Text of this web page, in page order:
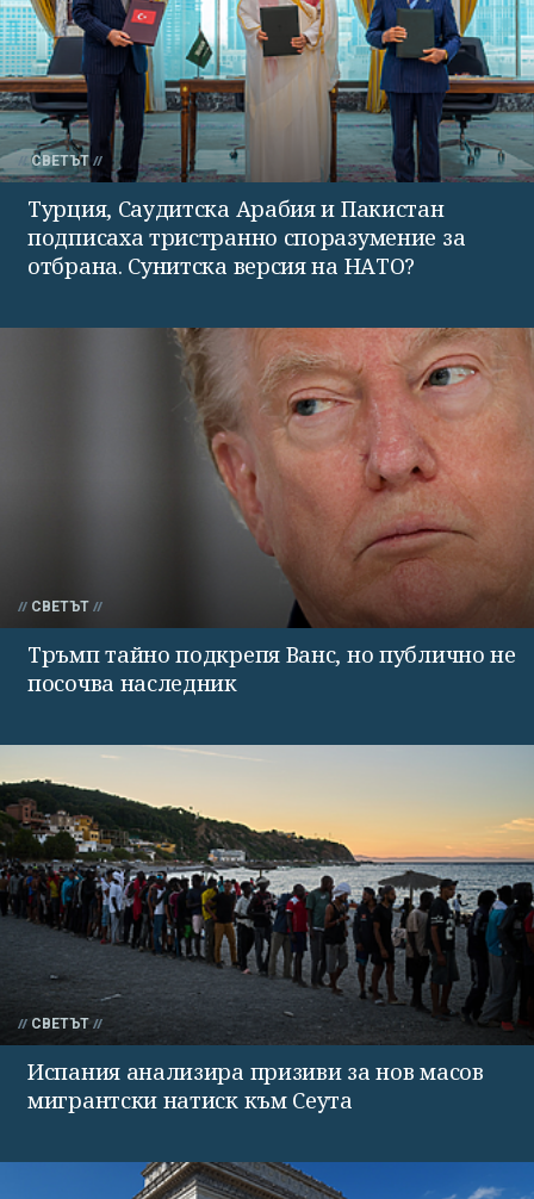
СВЕТЪТ
Турция, Саудитска Арабия и Пакистан
подписаха тристранно споразумение за
отбрана. Сунитска версия на НАТО?
СВЕТЪТ
Тръмп тайно подкрепя Ванс, но публично не
посочва наследник
СВЕТЪТ
Испания анализира призиви за нов масов
мигрантски натиск към Сеута